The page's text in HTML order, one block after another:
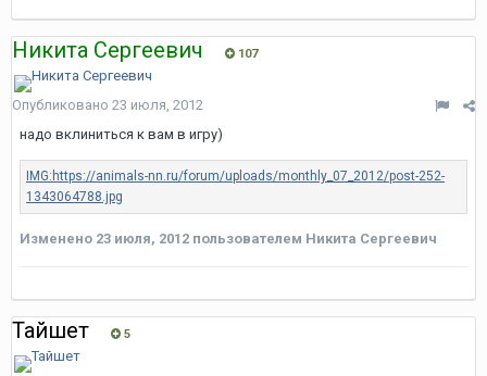
Никита Сергеевич 107
Опубликовано 23 июля, 2012
надо вклиниться к вам в игру)
Изменено 23 июля, 2012 пользователем Никита Сергеевич
Тайшет 5